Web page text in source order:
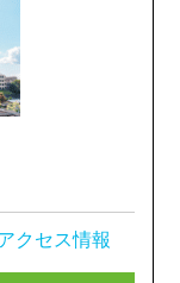
クセス情報